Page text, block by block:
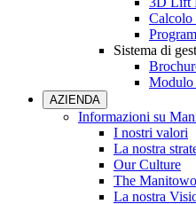
Calcolo
Sistema di
Modulo
AZIENDA
Informazioni su
I nostri valori
La nostra
Our Culture
The
La nostra